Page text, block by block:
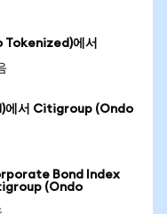
에서
에서 Citigroup (Ondo
Bond Index
(Ondo